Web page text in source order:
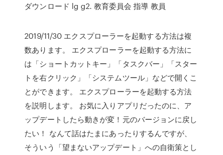
ダウンロード lg g2. 教育委員会 指導 教員
2019/11/30 エクスプローラーを起動する方法は複
数あります。 エクスプローラーを起動する方法に
は「ショートカットキー」「タスクバー」「スター
トを右クリック」「システムツール」などで開くこ
とができます。 エクスプローラーを起動する方法
を説明します。 お気に入りアプリだったのに、ア
ップデートしたら動きが変！元のバージョンに戻し
たい！ なんて話はたまにあったりするんですが、
そういう「望まないアップデート」への自衛策とし